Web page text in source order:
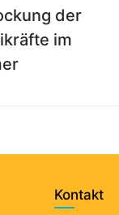
der
im
Kontakt